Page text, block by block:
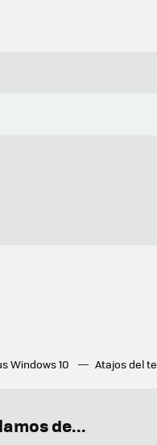
Windows 10 Atajos del
de...